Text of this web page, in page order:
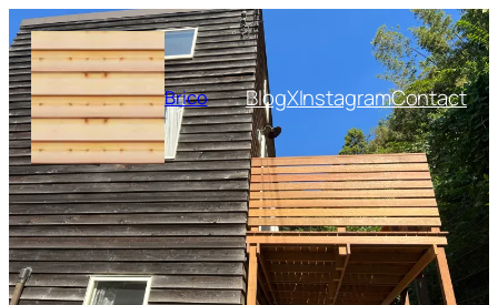
内
容
を
ス
キ
ッ
プ
Brico BlogXInstagramContact